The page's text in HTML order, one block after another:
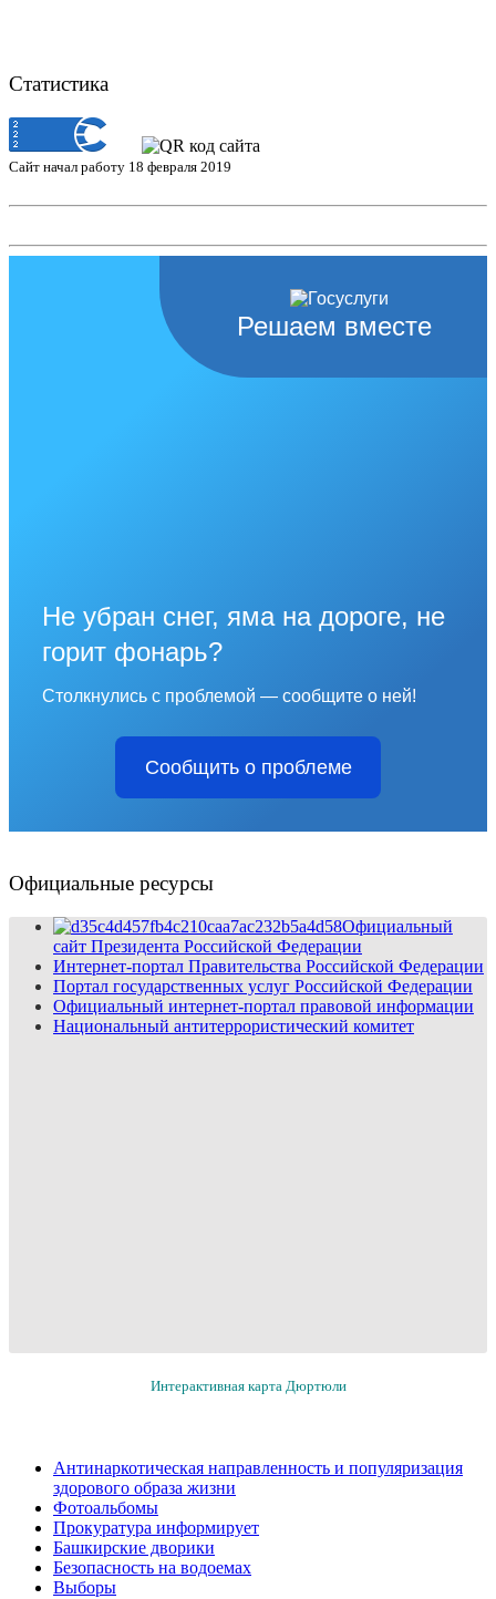
Статистика
Сайт начал работу 18 февраля 2019
Решаем вместе
Не убран снег, яма на дороге, не
горит фонарь?
Столкнулись с проблемой — сообщите о ней!
Сообщить о проблеме
Официальные ресурсы
Официальный
сайт Президента Российской Федерации
Интернет-портал Правительства Российской Федерации
Портал государственных услуг Российской Федерации
Официальный интернет-портал правовой информации
Национальный антитеррористический комитет
Интерактивная карта Дюртюли
Антинаркотическая направленность и популяризация
здорового образа жизни
Фотоальбомы
Прокуратура информирует
Башкирские дворики
Безопасность на водоемах
Выборы